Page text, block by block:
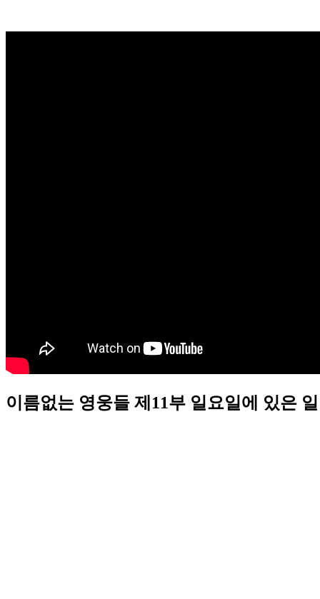
이름없는 영웅들 제11부 일요일에 있은 일